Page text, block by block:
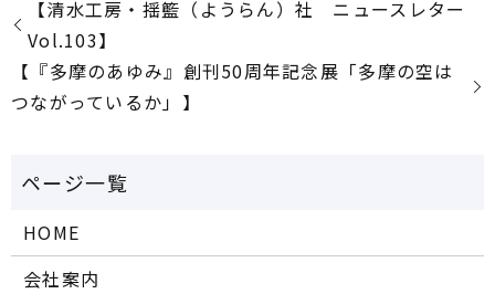
【清水工房・揺籃（ようらん）社 ニュースレター
Vol.103】
【『多摩のあゆみ』創刊50周年記念展「多摩の空は
つながっているか」】
HOME
会社案内